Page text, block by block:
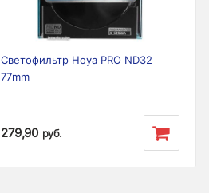
Светофильтр Hoya PRO ND32
77mm
279,90 руб.